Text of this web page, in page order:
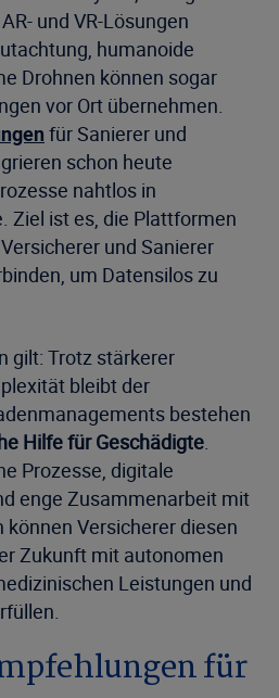
und VR-Lösungen
humanoide
Drohnen können sogar
vor Ort übernehmen.
für Sanierer und
schon heute
nahtlos in
Ziel ist es, die Plattformen
und Sanierer
um Datensilos zu
gilt: Trotz stärkerer
bleibt der
bestehen
Hilfe für Geschädigte.
Prozesse, digitale
enge Zusammenarbeit mit
Versicherer diesen
Zukunft mit autonomen
Leistungen und
für